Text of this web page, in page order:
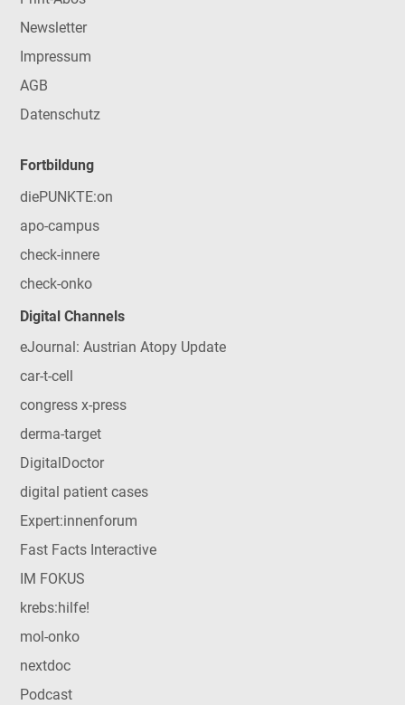
Newsletter
Impressum
AGB
Datenschutz
Fortbildung
diePUNKTE:on
apo-campus
check-innere
check-onko
Digital Channels
eJournal: Austrian Atopy Update
car-t-cell
congress x-press
derma-target
DigitalDoctor
digital patient cases
Expert:innenforum
Fast Facts Interactive
IM FOKUS
krebs:hilfe!
mol-onko
nextdoc
Podcast